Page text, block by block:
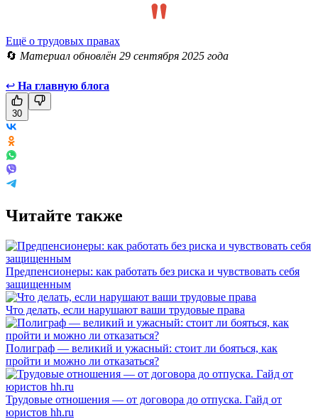
Ещё о трудовых правах
🔄 Материал обновлён 29 сентября 2025 года
↩ На главную блога
30
Читайте также
Предпенсионеры: как работать без риска и чувствовать себя
защищенным
Что делать, если нарушают ваши трудовые права
Полиграф — великий и ужасный: стоит ли бояться, как
пройти и можно ли отказаться?
Трудовые отношения — от договора до отпуска. Гайд от
юристов hh.ru